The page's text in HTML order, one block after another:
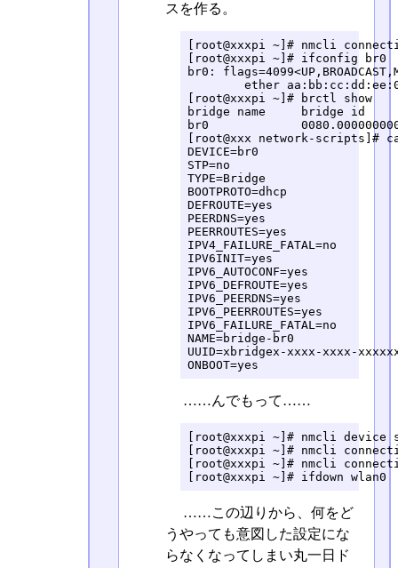
スを作る。
[root@xxxpi ~]# nmcli
[root@xxxpi ~]# ifconfig br0
br0:
ether
[root@xxxpi ~]# brctl show
bridge name	bridge id		STP enabled	interfaces
br0		0080.000000000000	no
[root@xxx network-
DEVICE=br0
STP=no
TYPE=Bridge
BOOTPROTO=dhcp
DEFROUTE=yes
PEERDNS=yes
PEERROUTES=yes
IPV4_FAILURE_FATAL=no
IPV6INIT=yes
IPV6_AUTOCONF=yes
IPV6_DEFROUTE=yes
IPV6_PEERDNS=yes
IPV6_PEERROUTES=yes
IPV6_FAILURE_FATAL=no
NAME=bridge-br0
UUID=xbridgex-xxxx-xxxx-
ONBOOT=yes
……んでもって……
[root@xxxpi ~]# nmcli device
[root@xxxpi ~]# nmcli
[root@xxxpi ~]# nmcli
[root@xxxpi ~]# ifdown wlan0
……この辺りから、何をど
うやっても意図した設定にな
らなくなってしまい丸一日ド